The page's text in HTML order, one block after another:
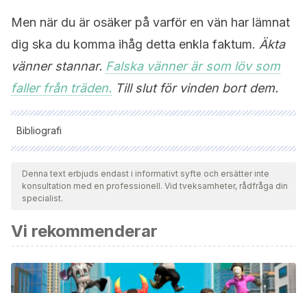
Men när du är osäker på varför en vän har lämnat
dig ska du komma ihåg detta enkla faktum. Äkta
vänner stannar. Falska vänner är som löv som
faller från träden. Till slut för vinden bort dem.
Bibliografi
Samtliga citerade källor har granskats noggrant av vårt team
för att säkerställa deras kvalitet, tillförlitlighet, aktualitet och
giltighet. Bibliografin för denna artikel ansågs vara tillförlitlig
Freedman G, Powell DN, Le B, Williams KD. Ghosting and
destiny: Implicit theories of relationships predict beliefs
about ghosting. Journal of Social and Personal
Relationships. 2019;36(3):905-924.
Denna text erbjuds endast i informativt syfte och ersätter inte
konsultation med en professionell. Vid tveksamheter, rådfråga din
specialist.
Vi rekommenderar